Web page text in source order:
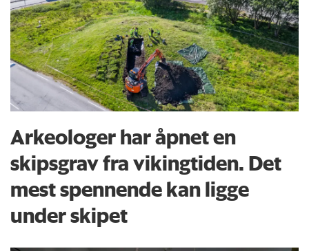
Arkeologer har åpnet en
skipsgrav fra vikingtiden. Det
mest spennende kan ligge
under skipet